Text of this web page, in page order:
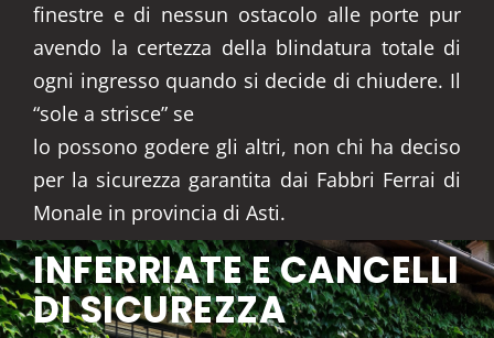
finestre e di nessun ostacolo alle porte pur
avendo la certezza della blindatura totale di
ogni ingresso quando si decide di chiudere. Il
“sole a strisce” se
lo possono godere gli altri, non chi ha deciso
per la sicurezza garantita dai Fabbri Ferrai di
Monale in provincia di Asti.
INFERRIATE E CANCELLI
DI SICUREZZA